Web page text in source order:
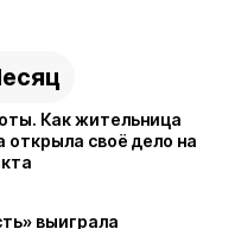
Как жительница
открыла своё дело на
выиграла